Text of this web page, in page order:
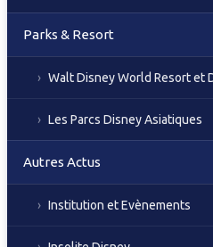
Parks & Resort
Walt Disney World Resort et
Les Parcs Disney Asiatiques
Autres Actus
Institution et Evènements